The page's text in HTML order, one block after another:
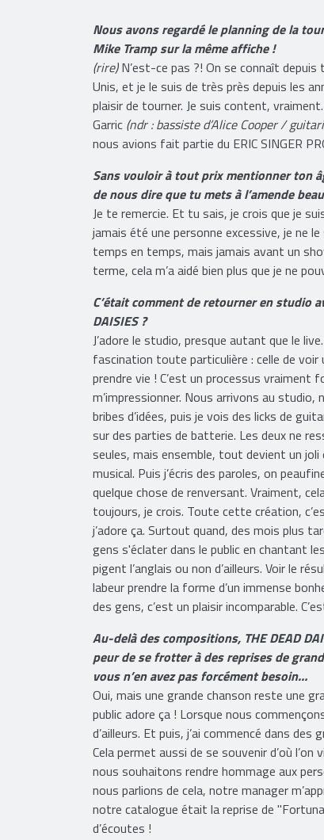
cette sortie, très
Nous avons regardé le planning de la
Mike Tramp sur la même affiche !
(rire)N’est-ce pas ?! On se connaît
Unis, et je le suis de très près depuis les
plaisir de tourner. Je suis content, vraiment.
nous avions fait partie du ERIC SINGER
Sans vouloir à tout prix mentionner ton
de nous dire que tu mets à l’amende
Je te remercie. Et tu sais, je crois que je
jamais été une personne excessive, je ne
terme, cela m’a aidé bien plus que je ne
C’était comment de retourner en studio
DAISIES ?
J’adore le studio, presque autant que le live.
fascination toute particulière : celle de voir
prendre vie ! C’est un processus vraiment
m’impressionner. Nous arrivons au studio,
bribes d’idées, puis je vois des licks de
sur des parties de batterie. Les deux ne
seules, mais ensemble, tout devient un joli
musical. Puis j’écris des paroles, on
quelque chose de renversant. Vraiment,
toujours, je crois. Toute cette création,
j’adore ça. Surtout quand, des mois plus
gens s'éclater dans le public en chantant
pigent l’anglais ou non d’ailleurs. Voir le
des gens, c’est un plaisir incomparable.
Au-delà des compositions, THE DEAD
peur de se frotter à des reprises de
vous n’en avez pas forcément besoin…
Oui, mais une grande chanson reste une
public adore ça ! Lorsque nous
d’ailleurs. Et puis, j’ai commencé dans des
Cela permet aussi de se souvenir d’où
nous souhaitons rendre hommage aux
nous parlions de cela, notre manager